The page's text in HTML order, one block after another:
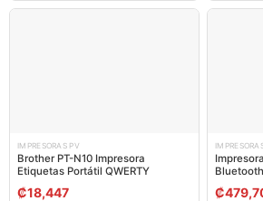
IMPRESORAS PV
Brother PT-N10 Impresora
Etiquetas Portátil QWERTY
₡18,447 ₡